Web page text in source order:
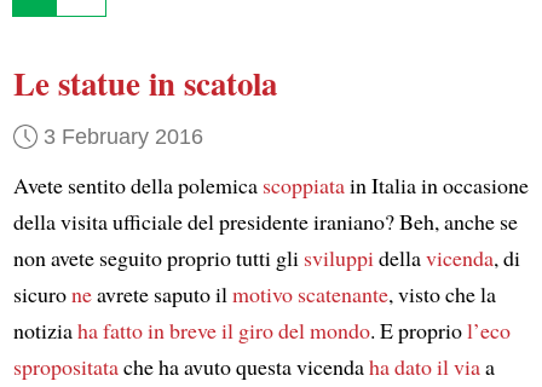
Le statue in scatola
3 February 2016
Avete sentito della polemica scoppiatain Italia in occasione
della visita ufficiale del presidente iraniano? Beh, anche se
non avete seguito proprio tutti gli sviluppidellavicenda, di
sicuroneavrete saputo ilmotivo scatenante, visto che la
notiziaha fatto in breve il giro del mondo. E propriol’eco
spropositatache ha avuto questa vicendaha dato il viaa